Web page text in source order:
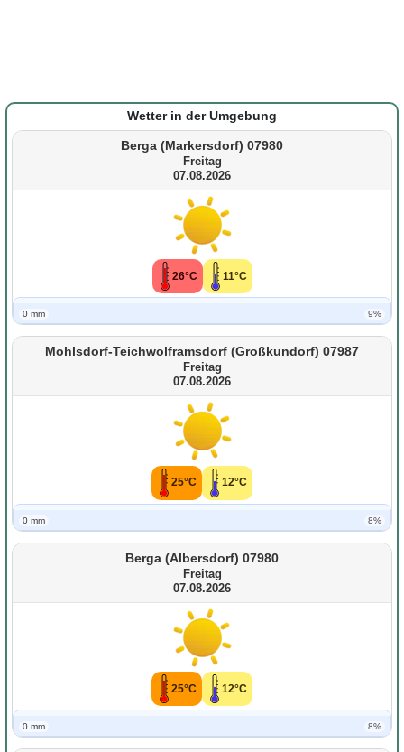
Wetter in der Umgebung
Berga (Markersdorf) 07980
Freitag
07.08.2026
26°C 11°C
0 mm 9%
Mohlsdorf-Teichwolframsdorf (Großkundorf) 07987
Freitag
07.08.2026
25°C 12°C
0 mm 8%
Berga (Albersdorf) 07980
Freitag
07.08.2026
25°C 12°C
0 mm 8%